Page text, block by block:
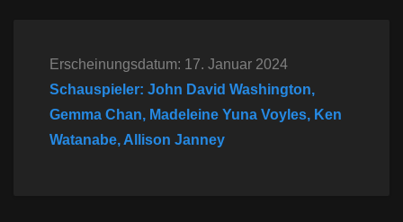
Erscheinungsdatum: 17. Januar 2024
Schauspieler: John David Washington,
Gemma Chan, Madeleine Yuna Voyles, Ken
Watanabe, Allison Janney